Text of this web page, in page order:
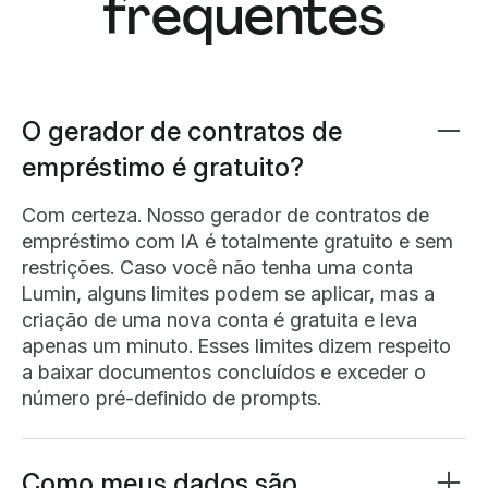
frequentes
O gerador de contratos de
empréstimo é gratuito?
Com certeza. Nosso gerador de contratos de
empréstimo com IA é totalmente gratuito e sem
restrições. Caso você não tenha uma conta
Lumin, alguns limites podem se aplicar, mas a
criação de uma nova conta é gratuita e leva
apenas um minuto. Esses limites dizem respeito
a baixar documentos concluídos e exceder o
número pré-definido de prompts.